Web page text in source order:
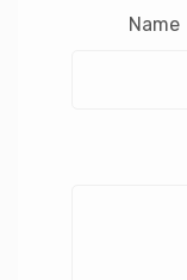
Name